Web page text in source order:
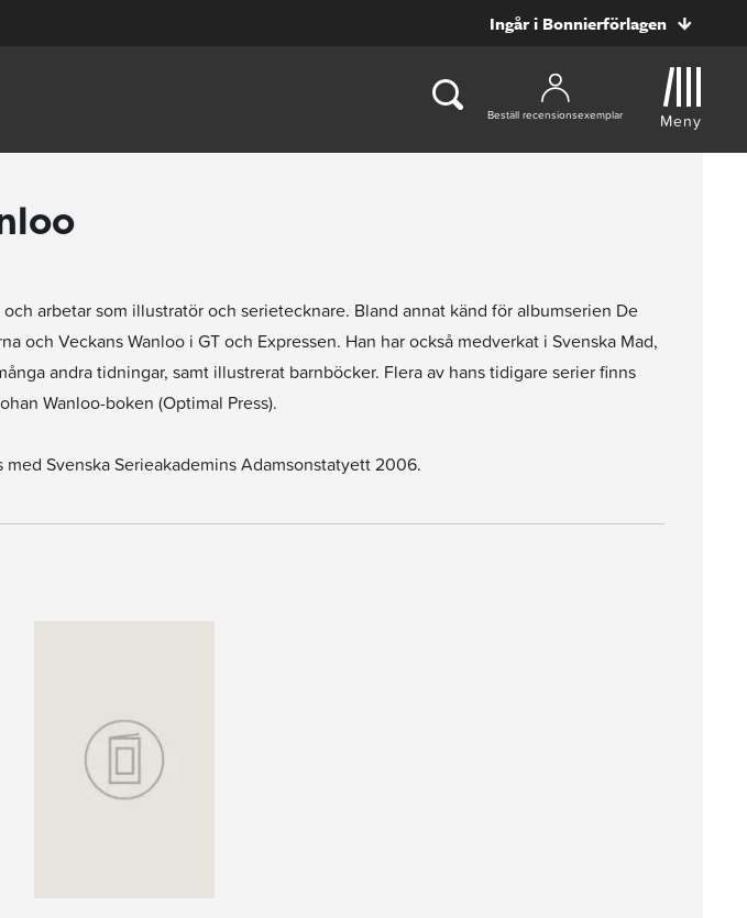
Ingår i Bonnierförlagen
Beställ recensionsexemplar Meny
arbetar som illustratör och serietecknare. Bland annat känd för albumserien De
och Veckans Wanloo i GT och Expressen. Han har också medverkat i Svenska Mad,
andra tidningar, samt illustrerat barnböcker. Flera av hans tidigare serier finns
Wanloo-boken (Optimal Press).
Svenska Serieakademins Adamsonstatyett 2006.